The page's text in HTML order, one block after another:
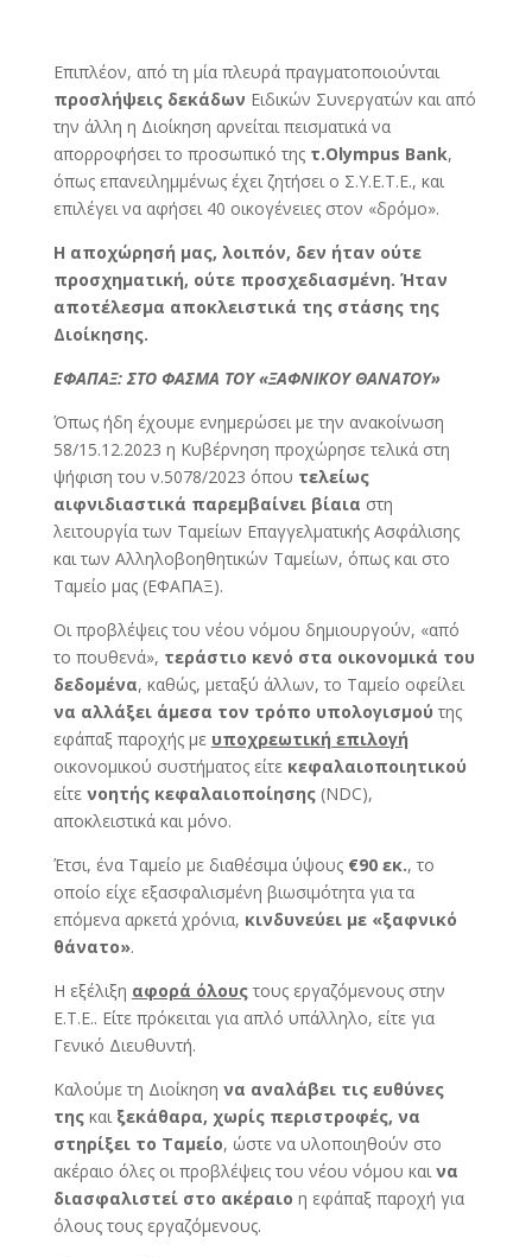
Επιπλέον, από τη μία πλευρά πραγματοποιούνται
προσλήψεις δεκάδων Ειδικών Συνεργατών και από
την άλλη η Διοίκηση αρνείται πεισματικά να
απορροφήσει το προσωπικό της τ.Olympus Bank,
όπως επανειλημμένως έχει ζητήσει ο Σ.Υ.Ε.Τ.Ε., και
επιλέγει να αφήσει 40 οικογένειες στον «δρόμο».
Η αποχώρησή μας, λοιπόν, δεν ήταν ούτε
προσχηματική, ούτε προσχεδιασμένη. Ήταν
αποτέλεσμα αποκλειστικά της στάσης της
Διοίκησης.
ΕΦΑΠΑΞ: ΣΤΟ ΦΑΣΜΑ ΤΟΥ «ΞΑΦΝΙΚΟΥ ΘΑΝΑΤΟΥ»
Όπως ήδη έχουμε ενημερώσει με την ανακοίνωση
58/15.12.2023 η Κυβέρνηση προχώρησε τελικά στη
ψήφιση του ν.5078/2023 όπου τελείως
αιφνιδιαστικά παρεμβαίνει βίαια στη
λειτουργία των Ταμείων Επαγγελματικής Ασφάλισης
και των Αλληλοβοηθητικών Ταμείων, όπως και στο
Ταμείο μας (ΕΦΑΠΑΞ).
Οι προβλέψεις του νέου νόμου δημιουργούν, «από
το πουθενά», τεράστιο κενό στα οικονομικά του
δεδομένα, καθώς, μεταξύ άλλων, το Ταμείο οφείλει
να αλλάξει άμεσα τον τρόπο υπολογισμού της
εφάπαξ παροχής με υποχρεωτική επιλογή
οικονομικού συστήματος είτε κεφαλαιοποιητικού
είτε νοητής κεφαλαιοποίησης(NDC),
αποκλειστικά και μόνο.
Έτσι, ένα Ταμείο με διαθέσιμα ύψους €90 εκ., το
οποίο είχε εξασφαλισμένη βιωσιμότητα για τα
επόμενα αρκετά χρόνια, κινδυνεύει με «ξαφνικό
θάνατο».
Η εξέλιξη αφορά όλουςτους εργαζόμενους στην
Ε.Τ.Ε.. Είτε πρόκειται για απλό υπάλληλο, είτε για
Γενικό Διευθυντή.
Καλούμε τη Διοίκηση να αναλάβει τις ευθύνες
τηςκαι ξεκάθαρα, χωρίς περιστροφές, να
στηρίξει το Ταμείο, ώστε να υλοποιηθούν στο
ακέραιο όλες οι προβλέψεις του νέου νόμου καινα
διασφαλιστεί στο ακέραιο η εφάπαξ παροχή για
όλους τους εργαζόμενους.